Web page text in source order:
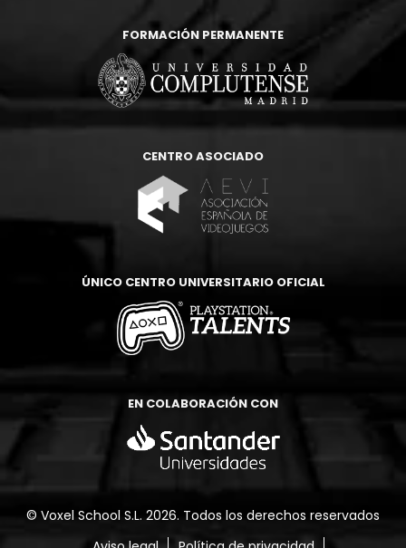
FORMACIÓN PERMANENTE
CENTRO ASOCIADO
ÚNICO CENTRO UNIVERSITARIO OFICIAL
EN COLABORACIÓN CON
© Voxel School S.L. 2026. Todos los derechos reservados